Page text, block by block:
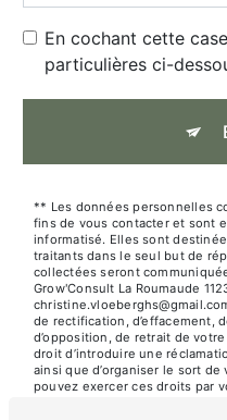
En cochant cette
particulières ci-
** Les données personnelles
fins de vous contacter et sont
informatisé. Elles sont
traitants dans le seul but de
collectées seront
Grow'Consult La Roumaude
de rectification, d’effacement,
d’opposition, de retrait de
droit d’introduire une
ainsi que d’organiser le sort
pouvez exercer ces droits par
11230 Saint-Benoît ou par